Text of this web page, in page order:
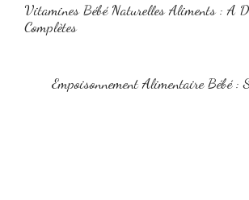
Vitamines Bébé Naturelles Aliments : A
Complètes
Empoisonnement Alimentaire Bébé :